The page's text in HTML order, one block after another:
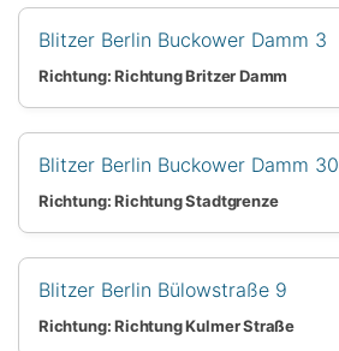
Blitzer Berlin Buckower Damm 3
Richtung: Richtung Britzer Damm
Blitzer Berlin Buckower Damm 30
Richtung: Richtung Stadtgrenze
Blitzer Berlin Bülowstraße 9
Richtung: Richtung Kulmer Straße